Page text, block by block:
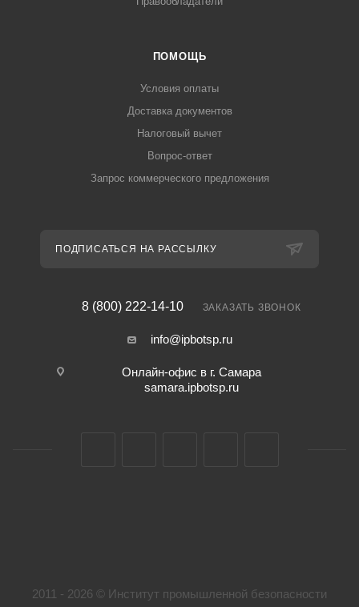
ПОМОЩЬ
Условия оплаты
Доставка документов
Налоговый вычет
Вопрос-ответ
Запрос коммерческого предложения
ПОДПИСАТЬСЯ НА РАССЫЛКУ
8 (800) 222-14-10 ЗАКАЗАТЬ ЗВОНОК
info@ipbotsp.ru
Онлайн-офис в г. Самара
samara.ipbotsp.ru
2011 - 2026 © Институт промышленной безопасности